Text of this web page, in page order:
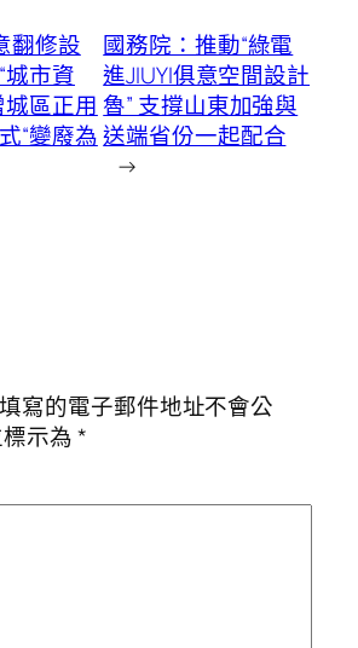
翻修設
城市資
城區正用
“變廢為
國務院：推動“綠電
進JIUYI俱意空間設計
魯” 支撐山東加強與
送端省份一起配合
→
寫的電子郵件地址不會公
示為*